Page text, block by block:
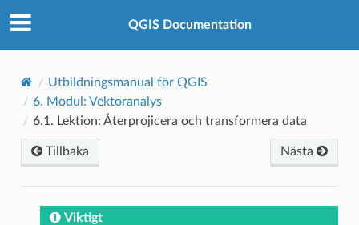
QGIS Documentation
Utbildningsmanual för QGIS
6. Modul: Vektoranalys
6.1. Lektion: Återprojicera och transformera data
Tillbaka Nästa
Viktigt